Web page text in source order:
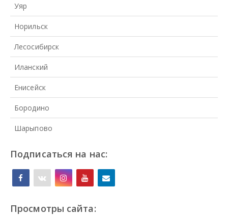
Уяр
Норильск
Лесосибирск
Иланский
Енисейск
Бородино
Шарыпово
Подписаться на нас:
Просмотры сайта: